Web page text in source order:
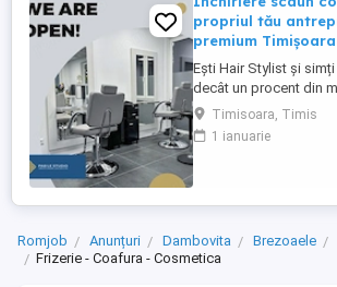
propriul tău
premium Timișoara
Ești Hair Stylist și
decât un procent din
Studio îți oferim mai
de închiriat. Îți oferim
construi propriul
unele dintre ...
Timisoara, Timis
1 ianuarie
Romjob Anunțuri Dambovita Brezoaele
Frizerie - Coafura - Cosmetica